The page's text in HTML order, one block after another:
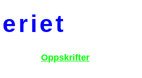
Oppskrifter